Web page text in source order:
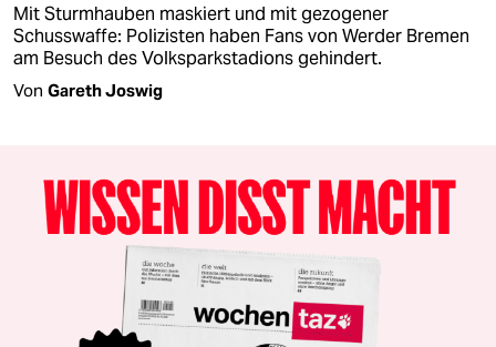
Mit Sturmhauben maskiert und mit gezogener
Schusswaffe: Polizisten haben Fans von Werder Bremen
am Besuch des Volksparkstadions gehindert.
Von Gareth Joswig